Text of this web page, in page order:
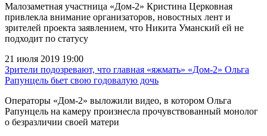
Малозаметная участница «Дом-2» Кристина Церковная
привлекла внимание организаторов, новостных лент и
зрителей проекта заявлением, что Никита Уманский ей не
подходит по статусу
21 июля 2019 19:00
Зрители подозревают, что главная «яжмать» «Дом-2» Ольга
Рапунцель бьет свою годовалую дочь
Операторы «Дом-2» выложили видео, в котором Ольга
Рапунцель на камеру произнесла прочувствованный монолог
о безразличии своей матери